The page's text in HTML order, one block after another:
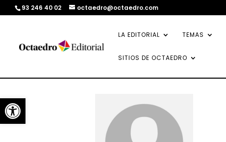
Abrir barra de herramientas
93 246 40 02 octaedro@octaedro.com
LA EDITORIAL TEMAS
SITIOS DE OCTAEDRO